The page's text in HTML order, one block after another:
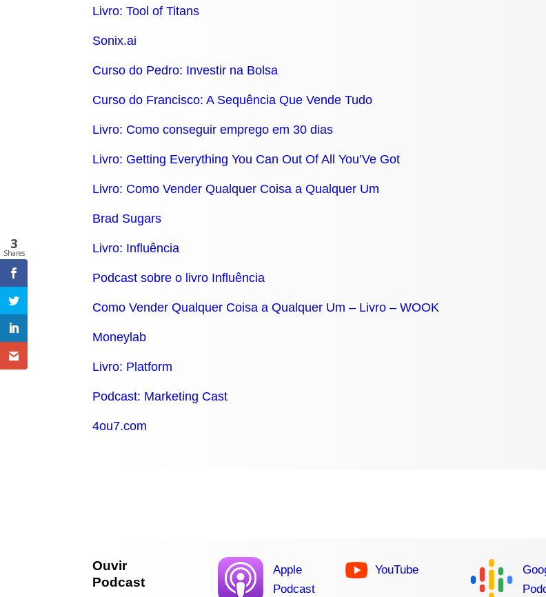
Livro: Tool of Titans
Sonix.ai
Curso do Pedro: Investir na Bolsa
Curso do Francisco: A Sequência Que Vende Tudo
Livro: Como conseguir emprego em 30 dias
Livro: Getting Everything You Can Out Of All You’Ve Got
Livro: Como Vender Qualquer Coisa a Qualquer Um
Brad Sugars
Livro: Influência
Podcast sobre o livro Influência
Como Vender Qualquer Coisa a Qualquer Um – Livro – WOOK
Moneylab
Livro: Platform
Podcast: Marketing Cast
4ou7.com
Ouvir
Podcast
Apple
Podcast
YouTube
3
Shares